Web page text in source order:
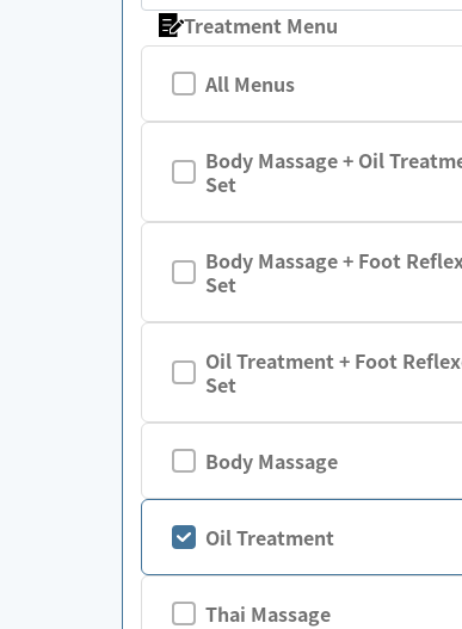
Treatment Menu
All Menus
Body Massage + Oil
Set
Body Massage + Foot
Set
Oil Treatment + Foot
Set
Body Massage
Oil Treatment
Thai Massage